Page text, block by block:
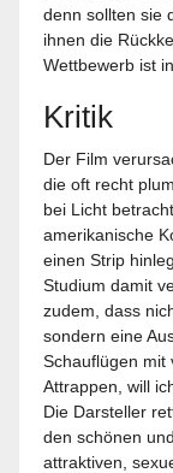
denn sollten sie
ihnen die
Wettbewerb ist
Kritik
Der Film
die oft recht
bei Licht
amerikanische
einen Strip
Studium damit
zudem, dass
sondern eine
Schauflügen mit
Attrappen, will
Die Darsteller
den schönen
attraktiven,